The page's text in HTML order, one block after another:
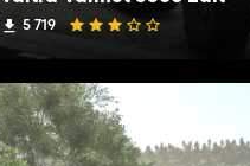
5 719